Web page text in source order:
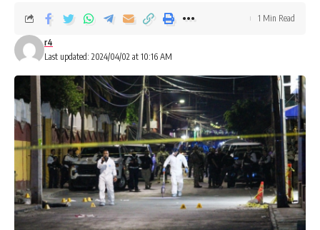
Last updated: 2024/04/02 at 10:16 AM
r4
1 Min Read